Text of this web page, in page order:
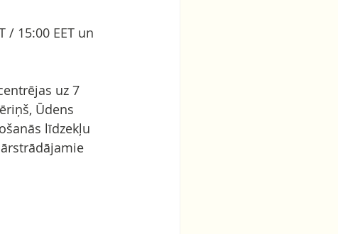
/ 15:00 EET un
uz 7
Ūdens
līdzekļu